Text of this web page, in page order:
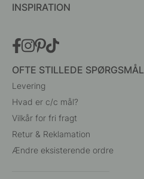
INSPIRATION
OFTE STILLEDE SPØRGSMÅL
Levering
Hvad er c/c mål?
Vilkår for fri fragt
Retur & Reklamation
Ændre eksisterende ordre